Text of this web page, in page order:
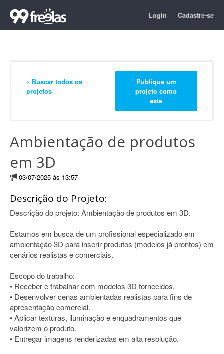
Login Cadastre-se
« Buscar todos os
projetos
Publique um
projeto como
este
Ambientação de produtos
em 3D
03/07/2025 às 13:57
Descrição do Projeto:
Descrição do projeto: Ambientação de produtos em 3D.
Estamos em busca de um profissional especializado em
ambientação 3D para inserir produtos (modelos já prontos) em
cenários realistas e comerciais.
Escopo do trabalho:
• Receber e trabalhar com modelos 3D fornecidos.
• Desenvolver cenas ambientadas realistas para fins de
apresentação comercial.
• Aplicar texturas, iluminação e enquadramentos que
valorizem o produto.
• Entregar imagens renderizadas em alta resolução.